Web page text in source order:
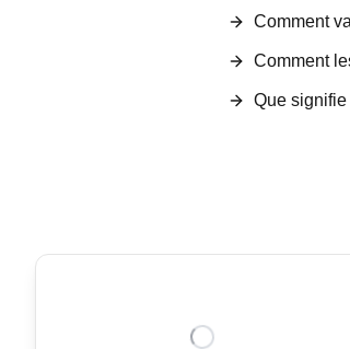
Comment
Comment
Que